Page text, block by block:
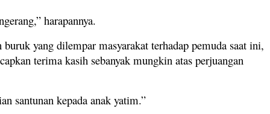
harapannya.
yang dilempar masyarakat terhadap pemuda saat ini,
terima kasih sebanyak mungkin atas perjuangan
santunan kepada anak yatim.”